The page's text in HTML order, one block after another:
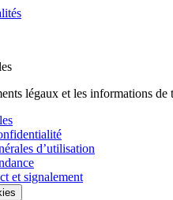
légaux et les informations de
d’utilisation
et signalement